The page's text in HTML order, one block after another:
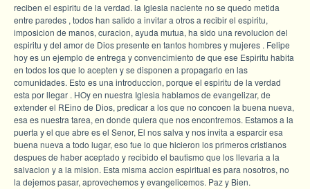
reciben el espiritu de la verdad. la Iglesia naciente no se quedo metida
entre paredes , todos han salido a invitar a otros a recibir el espiritu,
imposicion de manos, curacion, ayuda mutua, ha sido una revolucion del
espiritu y del amor de Dios presente en tantos hombres y mujeres . Felipe
hoy es un ejemplo de entrega y convencimiento de que ese Espiritu habita
en todos los que lo acepten y se disponen a propagarlo en las
comunidades. Esto es una introduccion, porque el espiritu de la verdad
esta por llegar . HOy en nuestra Iglesia hablamos de evangelizar, de
extender el REino de Dios, predicar a los que no concoen la buena nueva,
esa es nuestra tarea, en donde quiera que nos encontremos. Estamos a la
puerta y el que abre es el Senor, El nos salva y nos invita a esparcir esa
buena nueva a todo lugar, eso fue lo que hicieron los primeros cristianos
despues de haber aceptado y recibido el bautismo que los llevaria a la
salvacion y a la mision. Esta misma accion espiritual es para nosotros, no
la dejemos pasar, aprovechemos y evangelicemos. Paz y Bien.